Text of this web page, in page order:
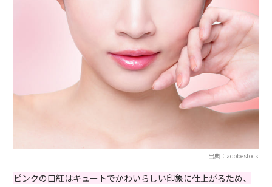
出典：adobestock
ピンクの口紅はキュートでかわいらしい印象に仕上がるため、